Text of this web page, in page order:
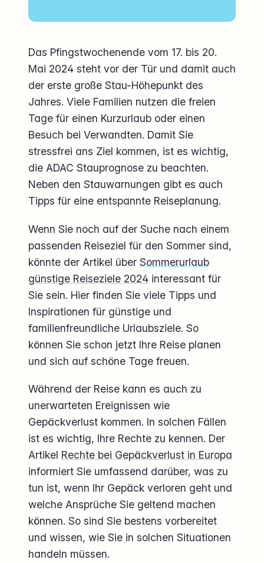
Das Pfingstwochenende vom 17. bis 20.
Mai 2024 steht vor der Tür und damit auch
der erste große Stau-Höhepunkt des
Jahres. Viele Familien nutzen die freien
Tage für einen Kurzurlaub oder einen
Besuch bei Verwandten. Damit Sie
stressfrei ans Ziel kommen, ist es wichtig,
die ADAC Stauprognose zu beachten.
Neben den Stauwarnungen gibt es auch
Tipps für eine entspannte Reiseplanung.
Wenn Sie noch auf der Suche nach einem
passenden Reiseziel für den Sommer sind,
könnte der Artikel über Sommerurlaub
günstige Reiseziele 2024 interessant für
Sie sein. Hier finden Sie viele Tipps und
Inspirationen für günstige und
familienfreundliche Urlaubsziele. So
können Sie schon jetzt Ihre Reise planen
und sich auf schöne Tage freuen.
Während der Reise kann es auch zu
unerwarteten Ereignissen wie
Gepäckverlust kommen. In solchen Fällen
ist es wichtig, Ihre Rechte zu kennen. Der
Artikel Rechte bei Gepäckverlust in Europa
informiert Sie umfassend darüber, was zu
tun ist, wenn Ihr Gepäck verloren geht und
welche Ansprüche Sie geltend machen
können. So sind Sie bestens vorbereitet
und wissen, wie Sie in solchen Situationen
handeln müssen.